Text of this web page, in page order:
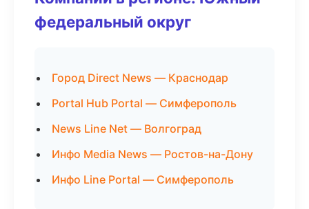
федеральный округ
Город Direct News — Краснодар
Portal Hub Portal — Симферополь
News Line Net — Волгоград
Инфо Media News — Ростов-на-Дону
Инфо Line Portal — Симферополь